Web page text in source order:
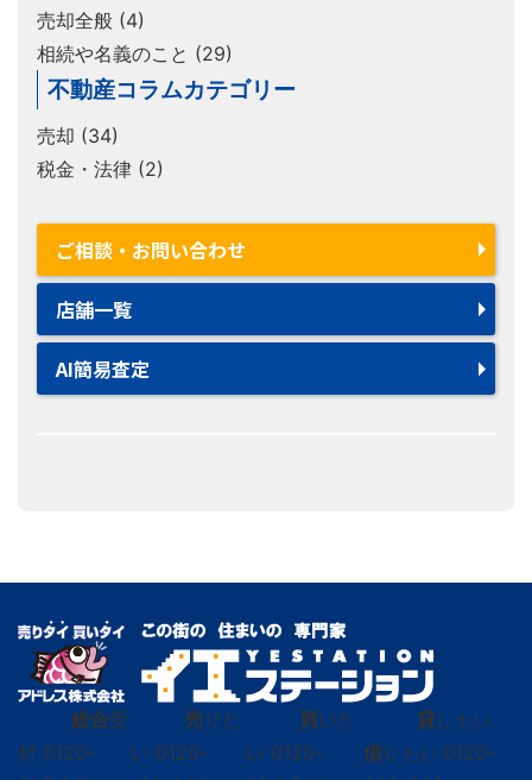
売却全般 (4)
相続や名義のこと (29)
不動産コラムカテゴリー
売却 (34)
税金・法律 (2)
ご相談・お問い合わせ
店舗一覧
AI簡易査定
総合受
付 0120-
売りた
い 0120-
買いた
い 0120-
貸し たい
借り たい 0120-